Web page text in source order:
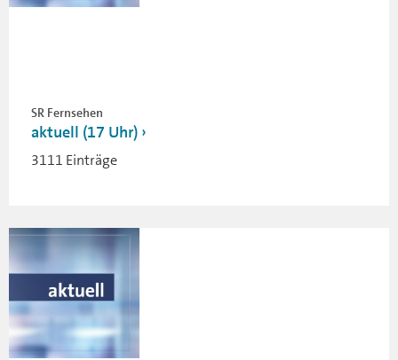
SR Fernsehen
aktuell (17 Uhr)
3111 Einträge